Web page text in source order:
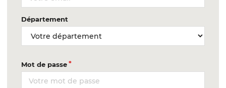
Département
Mot de passe